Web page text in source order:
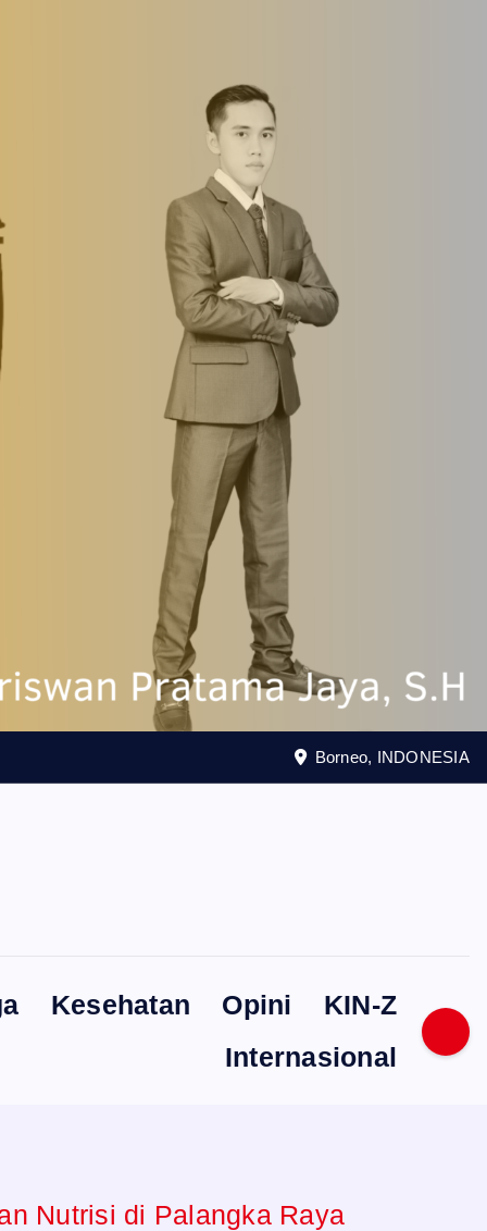
Borneo, INDONESIA
Kesehatan Opini
KIN-Z
Internasional
Nutrisi di Palangka Raya